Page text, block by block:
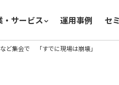
・サービス 運用事例 セ
ど集会で 「すでに現場は崩壊」